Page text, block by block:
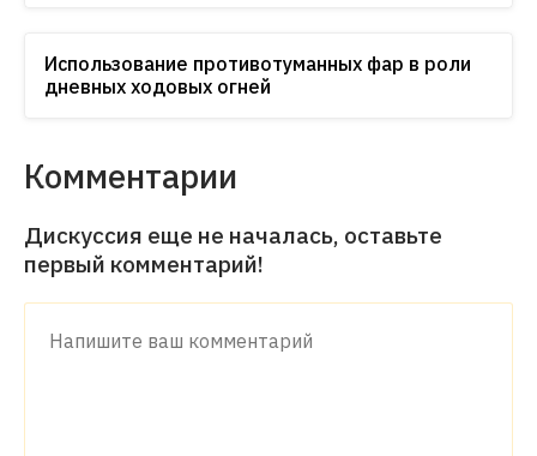
Использование противотуманных фар в роли
дневных ходовых огней
Комментарии
Дискуссия еще не началась, оставьте
первый комментарий!